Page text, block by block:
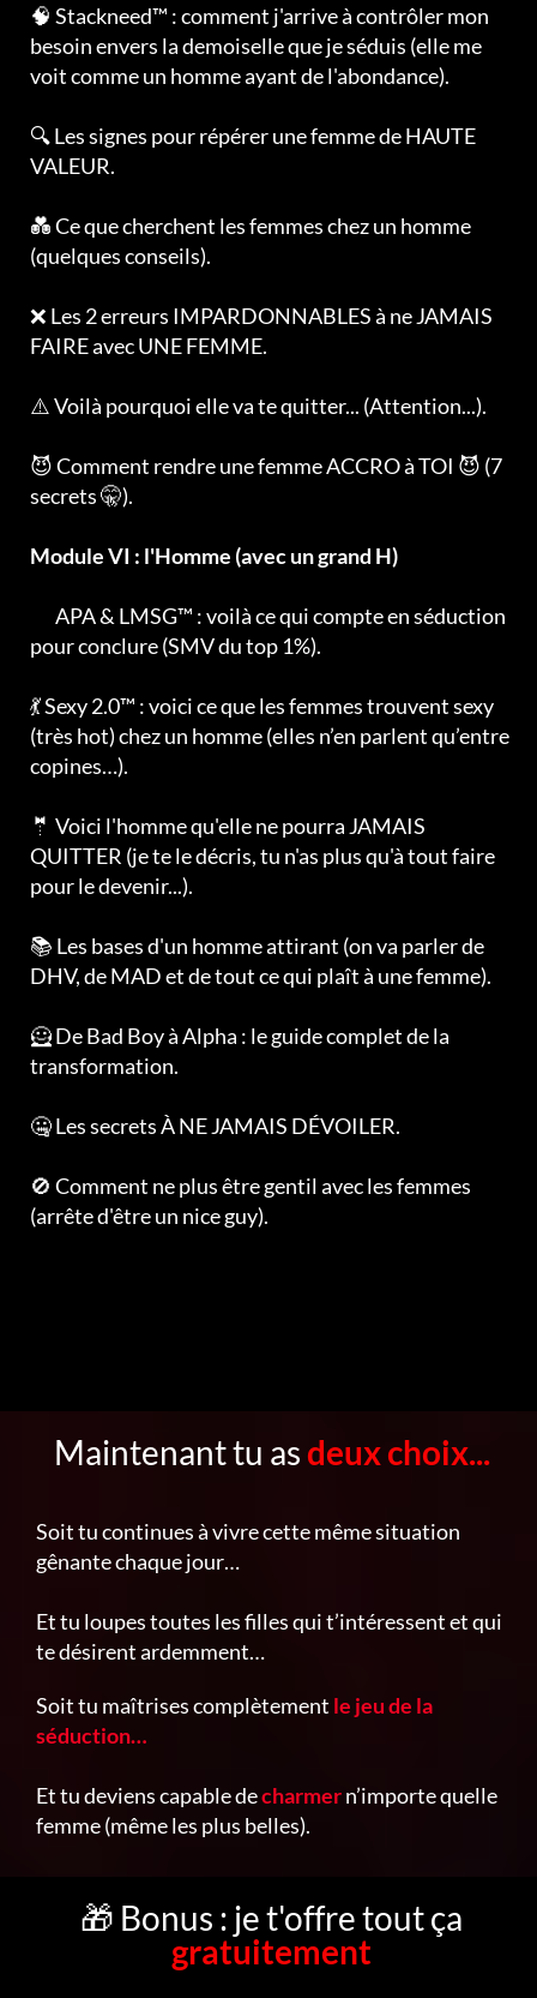
🧠 Stackneed™ : comment j'arrive à contrôler mon
besoin envers la demoiselle que je séduis (elle me
voit comme un homme ayant de l'abondance).
🔍 Les signes pour répérer une femme de HAUTE
VALEUR.
💑 Ce que cherchent les femmes chez un homme
(quelques conseils).
❌ Les 2 erreurs IMPARDONNABLES à ne JAMAIS
FAIRE avec UNE FEMME.
⚠️ Voilà pourquoi elle va te quitter... (Attention...).
😈 Comment rendre une femme ACCRO à TOI 😈 (7
secrets 🤫).
Module VI : l'Homme (avec un grand H)
APA & LMSG™ : voilà ce qui compte en séduction
pour conclure (SMV du top 1%).
💃 Sexy 2.0™ : voici ce que les femmes trouvent sexy
(très hot) chez un homme (elles n’en parlent qu’entre
copines…).
🤵 Voici l'homme qu'elle ne pourra JAMAIS
QUITTER (je te le décris, tu n'as plus qu'à tout faire
pour le devenir...).
📚 Les bases d'un homme attirant (on va parler de
DHV, de MAD et de tout ce qui plaît à une femme).
🦸 De Bad Boy à Alpha : le guide complet de la
transformation.
🤐 Les secrets À NE JAMAIS DÉVOILER.
🚫 Comment ne plus être gentil avec les femmes
(arrête d'être un nice guy).
Maintenant tu asdeux choix...
Soit tu continues à vivre cette même situation
gênante chaque jour…
Et tu loupes toutes les filles qui t’intéressent et qui
te désirent ardemment…
Soit tu maîtrises complètement le jeu de la
séduction…
Et tu deviens capable decharmern’importe quelle
femme (même les plus belles).
🎁 Bonus : je t'offre tout ça
gratuitement